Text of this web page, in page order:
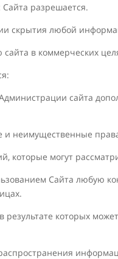
разрешается.
скрытия любой
в коммерческих
сайта
неимущественные
которые могут
Сайта любую
результате которых